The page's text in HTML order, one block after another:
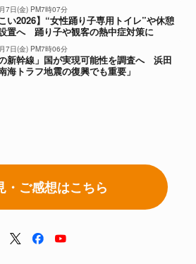
7日(金) PM7時07分
い2026】“女性踊り子専用トイレ”や休憩
置へ 踊り子や観客の熱中症対策に
7日(金) PM7時06分
の新幹線」国が実現可能性を調査へ 浜田
海トラフ地震の復興でも重要」
・ご感想はこちら